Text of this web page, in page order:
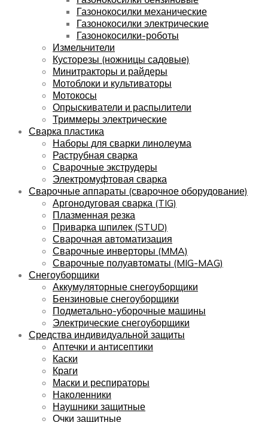
Газонокосилки механические
Газонокосилки электрические
Газонокосилки-роботы
Измельчители
Кусторезы (ножницы садовые)
Минитракторы и райдеры
Мотоблоки и культиваторы
Мотокосы
Опрыскиватели и распылители
Триммеры электрические
Сварка пластика
Наборы для сварки линолеума
Раструбная сварка
Сварочные экструдеры
Электромуфтовая сварка
Сварочные аппараты (сварочное оборудование)
Аргонодуговая сварка (TIG)
Плазменная резка
Приварка шпилек (STUD)
Сварочная автоматизация
Сварочные инверторы (MMA)
Сварочные полуавтоматы (MIG-MAG)
Снегоуборщики
Аккумуляторные снегоуборщики
Бензиновые снегоуборщики
Подметально-уборочные машины
Электрические снегоуборщики
Средства индивидуальной защиты
Аптечки и антисептики
Каски
Краги
Маски и респираторы
Наколенники
Наушники защитные
Очки защитные